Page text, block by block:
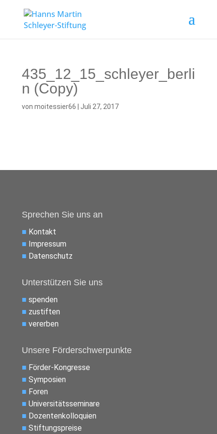
435_12_15_schleyer_berli
n (Copy)
von moitessier66 Juli 27, 2017
Sprechen Sie uns an
■ Kontakt
■ Impressum
■ Datenschutz
Unterstützen Sie uns
■ spenden
■ zustiften
■ vererben
Unsere Förderschwerpunkte
■ Förder-Kongresse
■ Symposien
■ Foren
■ Universitätsseminare
■ Dozentenkolloquien
■ Stiftungspreise